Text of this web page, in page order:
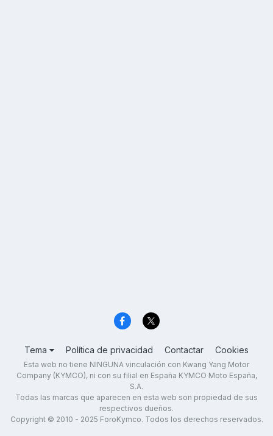
Tema Política de privacidad Contactar Cookies
Esta web no tiene NINGUNA vinculación con Kwang Yang Motor
Company (KYMCO), ni con su filial en España KYMCO Moto España,
S.A.
Todas las marcas que aparecen en esta web son propiedad de sus
respectivos dueños.
Copyright © 2010 - 2025 ForoKymco. Todos los derechos reservados.